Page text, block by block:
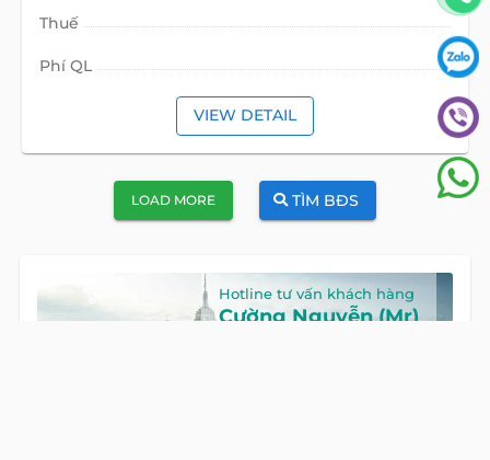
Thuế
Phí QL
VIEW DETAIL
LOAD MORE TÌM BĐS
Hotline tư vấn khách hàng
Cường Nguyễn (Mr)